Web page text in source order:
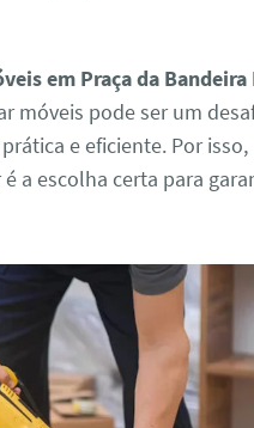
em Praça da Bandeira
móveis pode ser um
e eficiente. Por
a escolha certa para